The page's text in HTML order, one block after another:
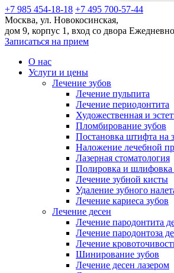
+7 985 454-18-18 +7 495 700-57-44
Москва, ул. Новокосинская,
дом 9, корпус 1, вход со двора
Записаться на прием
О нас
Услуги и цены
Лечение зубов
Лечение пульпита
Лечение периодонтита
Художественная и
Пломбирование зубов
Постановка штифта на
Наложение лечебной
Лазерная стоматология
Полировка и шлифовка
Лечение зубной кисты
Удаление зубного
Лечение кариеса зубов
Лечение десен
Лечение пародонтита
Лечение пародонтоза
Лечение
Шинирование зубов
Лечение десен лазером